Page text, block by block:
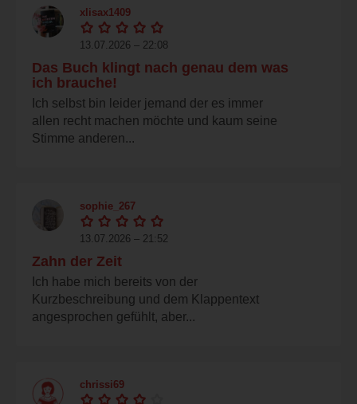
xlisax1409
13.07.2026 – 22:08
Das Buch klingt nach genau dem was
ich brauche!
Ich selbst bin leider jemand der es immer
allen recht machen möchte und kaum seine
Stimme anderen...
sophie_267
13.07.2026 – 21:52
Zahn der Zeit
Ich habe mich bereits von der
Kurzbeschreibung und dem Klappentext
angesprochen gefühlt, aber...
chrissi69